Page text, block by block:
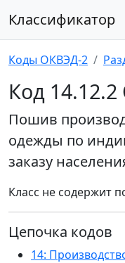
Классификатор
Коды ОКВЭД-2
Код
Пошив
одежды по
заказу
Класс не содержит
Цепочка кодов
14: